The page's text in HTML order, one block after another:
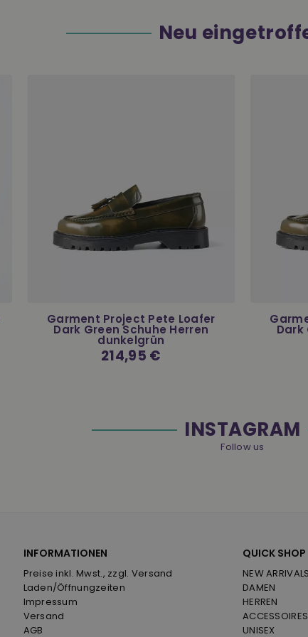
Neu
Garment Project Pete Loafer
Dark Green Schuhe Herren
dunkelgrün
Normaler
Preis
214,95 €
Dark
INSTAGRAM
Follow us
INFORMATIONEN
Preise inkl. Mwst., zzgl. Versand
Laden/Öffnungzeiten
Impressum
Versand
AGB
QUICK SHOP
NEW ARRIVALS
DAMEN
HERREN
ACCESSOIRES
UNISEX